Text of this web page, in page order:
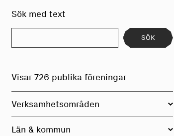
Sök med text
SÖK
Visar726 publika föreningar
Verksamhetsområden
Län & kommun